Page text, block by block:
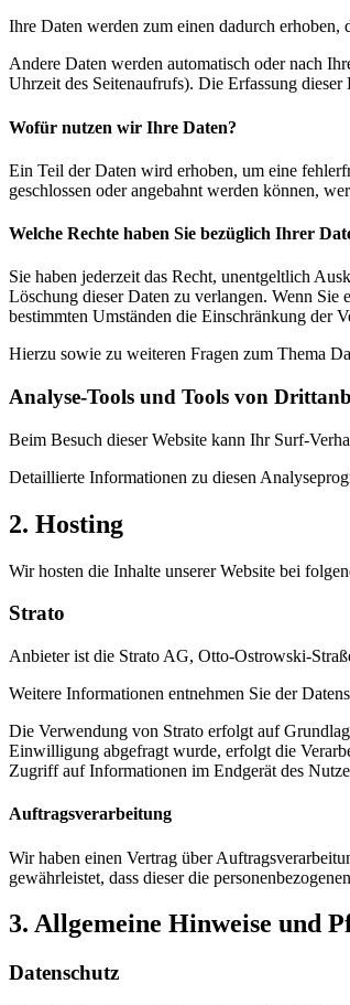
Ihre Daten werden zum einen dadurch
Andere Daten werden automatisch oder nach
Uhrzeit des Seitenaufrufs). Die Erfassung
Wofür nutzen wir Ihre Daten?
Ein Teil der Daten wird erhoben, um eine
geschlossen oder angebahnt werden können,
Welche Rechte haben Sie bezüglich Ihrer
Sie haben jederzeit das Recht, unentgeltlich
Löschung dieser Daten zu verlangen. Wenn
bestimmten Umständen die Einschränkung der
Hierzu sowie zu weiteren Fragen zum Thema
Analyse-Tools und Tools von
Beim Besuch dieser Website kann Ihr Surf-
Detaillierte Informationen zu diesen
2. Hosting
Wir hosten die Inhalte unserer Website bei
Strato
Anbieter ist die Strato AG, Otto-Ostrowski-
Weitere Informationen entnehmen Sie der
Die Verwendung von Strato erfolgt auf
Einwilligung abgefragt wurde, erfolgt die
Zugriff auf Informationen im Endgerät des
Auftragsverarbeitung
Wir haben einen Vertrag über
gewährleistet, dass dieser die
3. Allgemeine Hinweise und
Datenschutz